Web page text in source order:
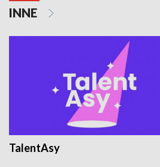
INNE
TalentAsy